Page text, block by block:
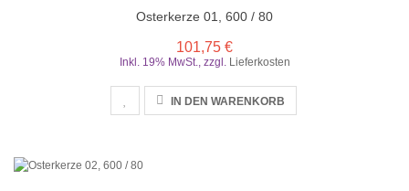
Osterkerze 01, 600 / 80
101,75 €
Inkl. 19% MwSt., zzgl. Lieferkosten
IN DEN WARENKORB